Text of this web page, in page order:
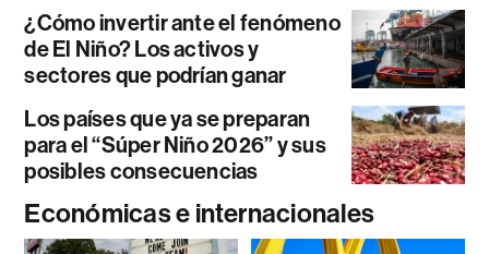
¿Cómo invertir ante el fenómeno
de El Niño? Los activos y
sectores que podrían ganar
Los países que ya se preparan
para el “Súper Niño 2026” y sus
posibles consecuencias
Económicas e internacionales